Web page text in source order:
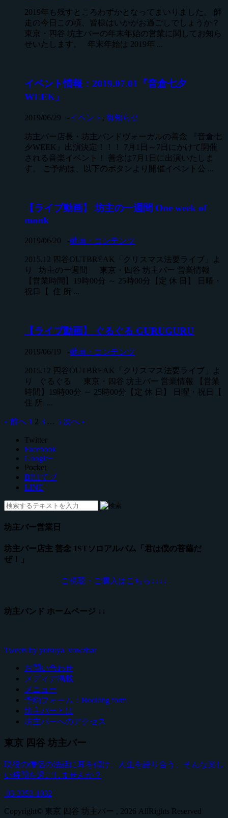
2019年も残すところわずかとなってまいりました。 師
走の今日この頃、皆様はいかがお過ごしでしょうか？
東京・四谷 坊主バーの年末年始の営業に関してお知ら
せいたします。 年末年始は 2019年 ...
イベント情報：2019.07.01『音倉七夕
WEEK』
2019/06/29 -イベント , 御知らせ
坊主バー店長・坊主バンドヴォーカルの善念 『音倉七
夕WEEK』出演決定！！！ 7月1日～7日にかけて開催
される音楽イベント！ 善念は7月1日に出演いたしま
す。 ご予約は、以下のボタンより開催イベント公 ...
【ライブ動画】 坊主の一週間 One week of
monk
2019/06/20 -動画・コンテンツ
2015.12 四谷OUTBREAK「クリスマス法要ライブ」よ
り 坊主の一週間 東京・四谷 坊主バー 営業情報
【営業時間】19時00分 ～ 25時00分【定 休 日】 日曜・
祝日【 住 所 ...
【ライブ動画】 ぐるぐる GURUGURU
2019/06/19 -動画・コンテンツ
2015.12 四谷OUTBREAK「クリスマス法要ライブ」よ
り ぐるぐる 東京・四谷 坊主バー 営業情報 【営業
時間】19時00分 ～ 25時00分【定 休 日】 日曜・祝日【
住 所 ...
« 前へ 1 2 3 … 5 次へ »
Twitter
Facebook
Google+
Pocket
B!はてブ
LINE
坊主バー営業日
坊主バー店主 善念 1STソロアルバム「君は僕の菩薩だ
ぜ！」
ご視聴・ご購入はこちら↓ ↓ ↓ ↓
坊主バンド ホームページ ↓↓
Tweets by yotsuya_vowzbar
お問い合わせ
メディア掲載
メニュー
予約フォーム：Booking form
坊主バーとは
坊主バーへのアクセス
東京 四谷 坊主バー
現役の僧侶の法話に耳を傾け、人生を語り合う、そんな楽し
い時間を過ごしませんか？
03-3353-1032
Copyright© 東京 四谷 坊主バー , 2026 AllRights Reserved